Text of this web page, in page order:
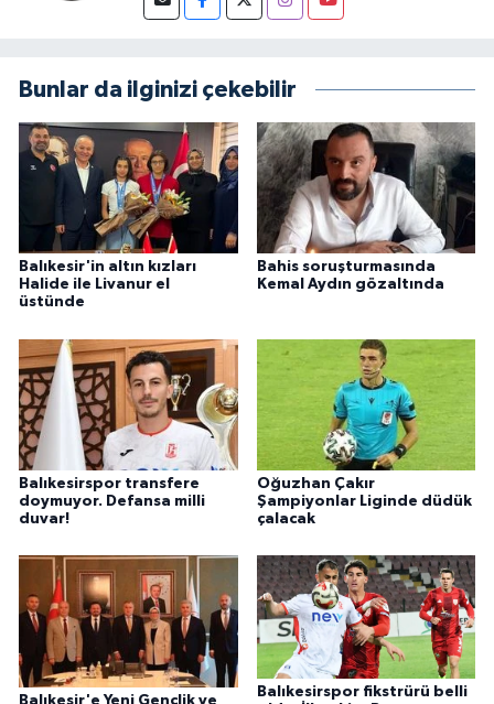
Bunlar da ilginizi çekebilir
Balıkesir'in altın kızları
Halide ile Livanur el
üstünde
Bahis soruşturmasında
Kemal Aydın gözaltında
Balıkesirspor transfere
doymuyor. Defansa milli
duvar!
Oğuzhan Çakır
Şampiyonlar Liginde düdük
çalacak
Balıkesir'e Yeni Gençlik ve
Balıkesirspor fikstrürü belli